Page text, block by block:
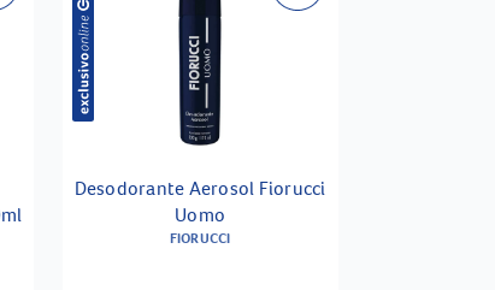
Desodorante Aerosol Fiorucci
Uomo
FIORUCCI